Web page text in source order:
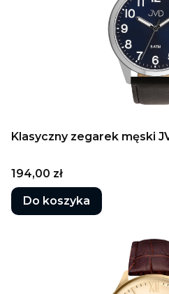
Klasyczny zegarek męski
Cena
194,00 zł
Do koszyka